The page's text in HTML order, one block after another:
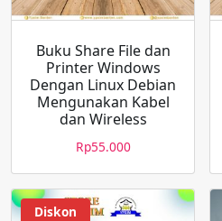
Buku Share File dan
Printer Windows
Dengan Linux Debian
Mengunakan Kabel
dan Wireless
Rp55.000
Diskon